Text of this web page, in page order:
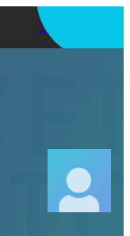
アプリを使う